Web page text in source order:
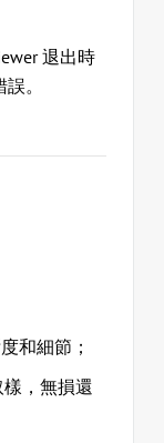
退出時
。
和細節；
樣，無損還